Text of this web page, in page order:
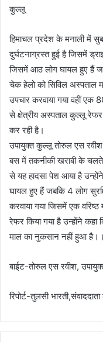
कुल्लू
हिमाचल प्रदेश के मनाली में
दुर्घटनाग्रस्त हुई है जिसमें
जिसमें आठ लोग घायल हुए हैं
चेक हेलो को सिविल अस्पताल
उपचार करवाया गया वहीं एक
से क्षेत्रीय अस्पताल कुल्लू
कर रही है।
उपायुक्त कुल्लू तोरुल एस
बस में तकनीकी खराबी के चलते
से यह हादसा पेश आया है
घायल हुए हैं जबकि 4 लोग
करवाया गया जिसमें एक
रेफर किया गया है उन्होंने
माल का नुकसान नहीं हुआ है।।
बाईट-तोरुल एस रवीश,
रिपोर्ट-तुलसी